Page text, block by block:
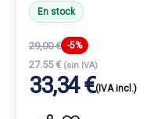
En stock
29,00 € -5%
27.55 € (sin IVA)
33,34 €(IVA incl.)